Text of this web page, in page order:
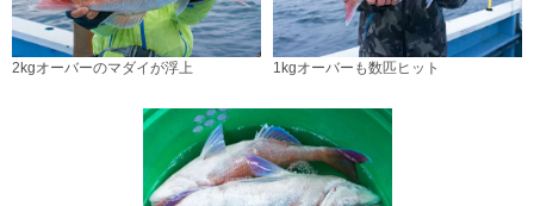
2kgオーバーのマダイが浮上 1kgオーバーも数匹ヒット